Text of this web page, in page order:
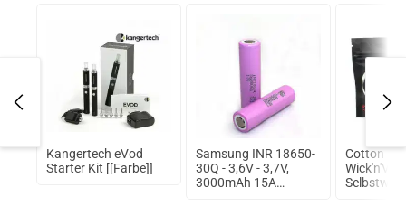
Kangertech eVod
Starter Kit [[Farbe]]
Samsung INR 18650-
30Q - 3,6V - 3,7V,
3000mAh 15A
Cotton